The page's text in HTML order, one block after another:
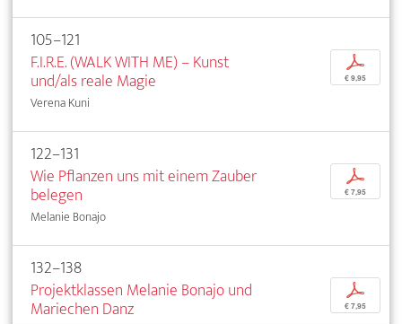
105–121
F.I.R.E. (WALK WITH ME) – Kunst
und/als reale Magie
Verena Kuni
p
€ 9,95
122–131
Wie Pflanzen uns mit einem Zauber
belegen
Melanie Bonajo
p
€ 7,95
132–138
Projektklassen Melanie Bonajo und
Mariechen Danz
p
€ 7,95